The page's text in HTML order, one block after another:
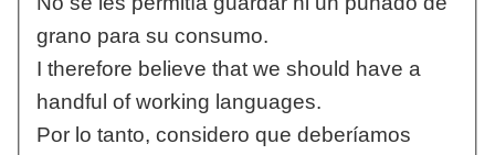
grano para su consumo.
I therefore believe that we should have a
handful of working languages.
Por lo tanto, considero que deberíamos